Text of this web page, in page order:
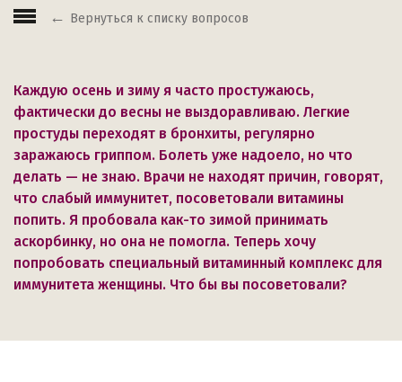
Вернуться к списку вопросов
Каждую осень и зиму я часто простужаюсь,
фактически до весны не выздоравливаю. Легкие
простуды переходят в бронхиты, регулярно
заражаюсь гриппом. Болеть уже надоело, но что
делать — не знаю. Врачи не находят причин, говорят,
что слабый иммунитет, посоветовали витамины
попить. Я пробовала как-то зимой принимать
аскорбинку, но она не помогла. Теперь хочу
попробовать специальный витаминный комплекс для
иммунитета женщины. Что бы вы посоветовали?